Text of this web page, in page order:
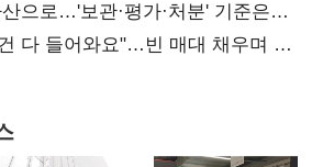
으로…'보관·평가·처분' 기준은
다 들어와요"…빈 매대 채우며 문